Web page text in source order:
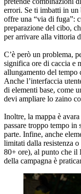
errori. Se ti imbatti in
offre una “via di fuga”:
preparazione del cibo,
per arrivare alla vittoria
C’è però un problema,
significa ore di caccia e
allungamento del
Anche l’interfaccia
di elementi base, come
devi ampliare lo zaino
Inoltre, la mappa è
passare troppo tempo in
parte. Infine, anche
limitati dalla resistenza
80+ ore), al punto che il
della campagna è